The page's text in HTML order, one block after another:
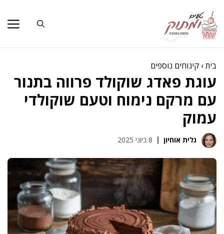
לתוכן
בית› קינוחים נוספים
עוגת פאדג שוקולד פרווה בתנור
עם מרקם נימוח וטעם שוקולדי
עמוק
גלית אוחיון 8 ביוני 2025